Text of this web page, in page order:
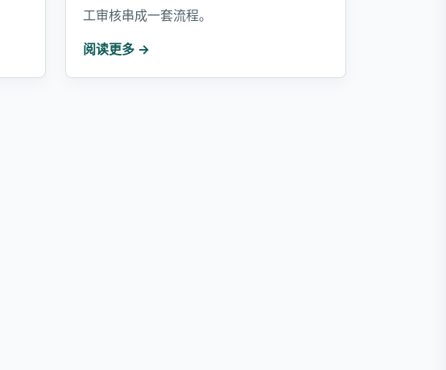
工审核串成一套流程。
阅读更多 →